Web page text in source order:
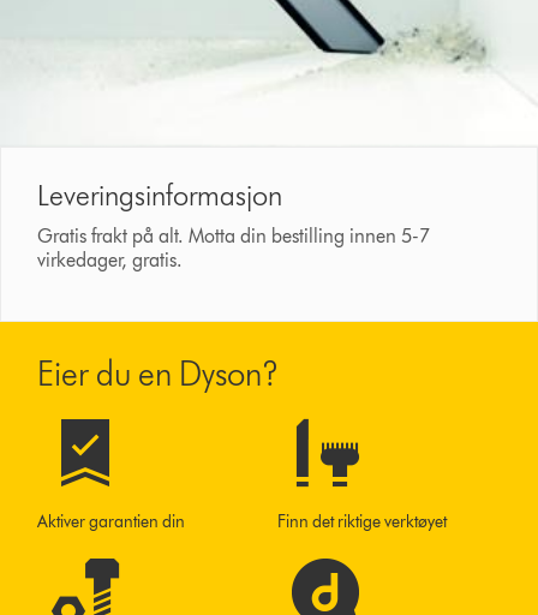
Leveringsinformasjon
Gratis frakt på alt. Motta din bestilling innen 5-7
virkedager, gratis.
Eier du en Dyson?
Aktiver garantien din Finn det riktige verktøyet